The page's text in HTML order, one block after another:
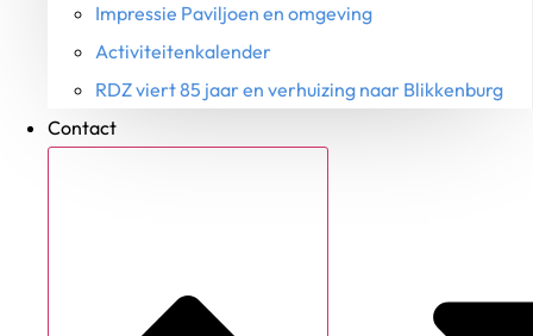
Impressie Paviljoen en omgeving
Activiteitenkalender
RDZ viert 85 jaar en verhuizing naar Blikkenburg
Contact